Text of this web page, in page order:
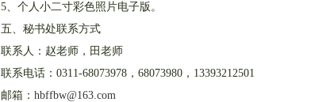
5、个人小二寸彩色照片电子版。
五、秘书处联系方式
联系人：赵老师，田老师
联系电话：0311-68073978，68073980，13393212501
邮箱： hbffbw@163.com